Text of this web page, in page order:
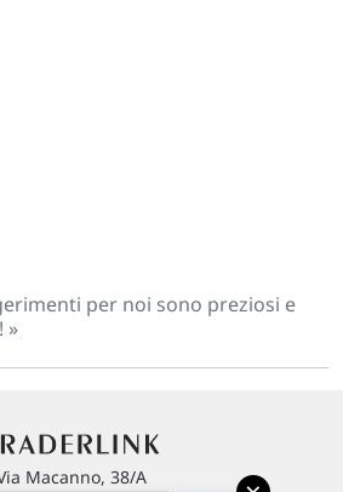
per noi sono preziosi e
»
Macanno, 38/A